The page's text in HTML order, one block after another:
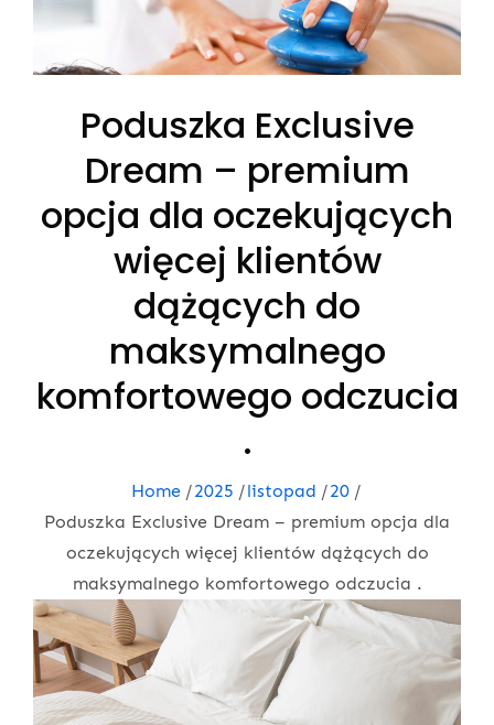
Poduszka Exclusive
Dream – premium
opcja dla oczekujących
więcej klientów
dążących do
maksymalnego
komfortowego odczucia
.
Home 2025 listopad
20
Poduszka Exclusive Dream – premium opcja dla
oczekujących więcej klientów dążących do
maksymalnego komfortowego odczucia .